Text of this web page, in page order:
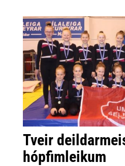
Tveir
hópfimleikum